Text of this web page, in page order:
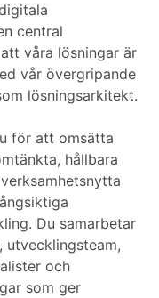
central
våra lösningar är
vår övergripande
lösningsarkitekt.
för att omsätta
hållbara
Du samarbetar
utvecklingsteam,
och
som ger